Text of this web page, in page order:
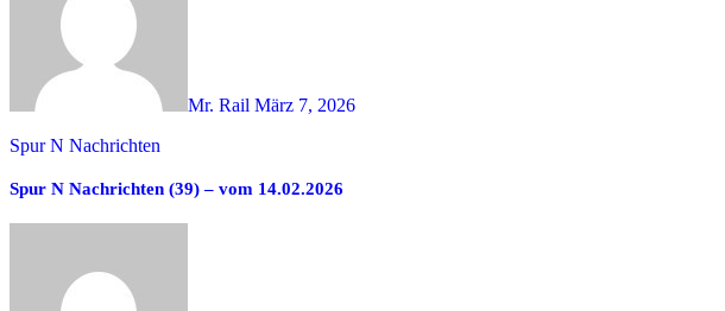
Mr. Rail März 7, 2026
Spur N Nachrichten
Spur N Nachrichten (39) – vom 14.02.2026